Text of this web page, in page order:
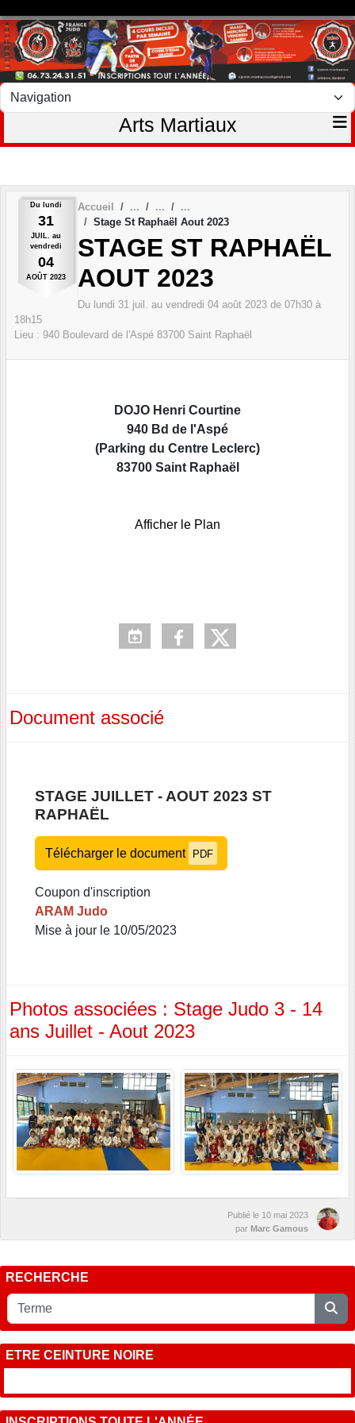
Arts Martiaux
Du lundi
31
JUIL.
au
vendredi
04
AOÛT 2023
Accueil
Stage St Raphaël Aout 2023
STAGE ST RAPHAËL
AOUT 2023
Du lundi 31 juil. au vendredi 04 août 2023 de 07h30 à
18h15
Lieu : 940 Boulevard de l'Aspé 83700 Saint Raphaël
DOJO Henri Courtine
940 Bd de l'Aspé
(Parking du Centre Leclerc)
83700 Saint Raphaël
Afficher le Plan
Document associé
STAGE JUILLET - AOUT 2023 ST
RAPHAËL
Télécharger le document PDF
Coupon d'inscription
ARAM Judo
Mise à jour le 10/05/2023
Photos associées : Stage Judo 3 - 14
ans Juillet - Aout 2023
Publié le 10 mai 2023
par Marc Gamous
RECHERCHE
ETRE CEINTURE NOIRE